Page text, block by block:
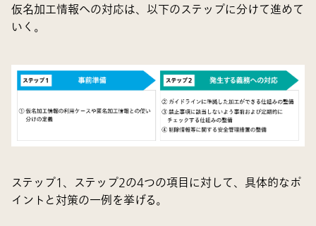
仮名加工情報への対応は、以下のステップに分けて進めて
いく。
ステップ1、ステップ2の4つの項目に対して、具体的なポ
イントと対策の一例を挙げる。